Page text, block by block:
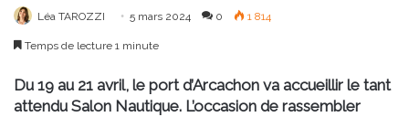
Léa TAROZZI 5 mars 2024 0 1 814
Temps de lecture 1 minute
Du 19 au 21 avril, le port d’Arcachon va accueillir le tant
attendu Salon Nautique. L’occasion de rassembler